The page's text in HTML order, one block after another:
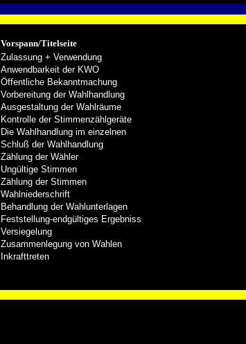
Vorspann/Titelseite
Zulassung + Verwendung
Anwendbarkeit der KWO
Öffentliche Bekanntmachung
Vorbereitung der Wahlhandlung
Ausgestaltung der Wahlräume
Kontrolle der Stimmenzählgeräte
Die Wahlhandlung im einzelnen
Schluß der Wahlhandlung
Zählung der Wähler
Ungültige Stimmen
Zählung der Stimmen
Wahlniederschrift
Behandlung der Wahlunterlagen
Feststellung-endgültiges Ergebniss
Versiegelung
Zusammenlegung von Wahlen
Inkrafttreten